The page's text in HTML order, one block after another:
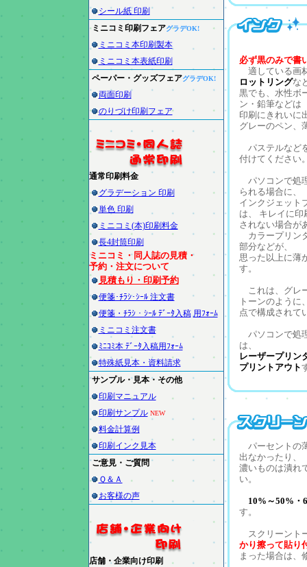
シール紙 印刷
ミニコミ印刷フェアグラデOK!
ミニコミ本印刷製本
ミニコミ本表紙印刷
ペーパー・グッズフェアグラデOK!
両面印刷
のりづけ印刷フェア
通常印刷料金
グラデーション 印刷
単色 印刷
ミニコミ(本)印刷料金
長4封筒印刷
ミニコミ・同人誌の見積・
予約・注文について
見積もり・印刷予約
便箋･ﾁﾗｼ･ｼｰﾙ 注文書
便箋・ﾁﾗｼ・ｼｰﾙ ﾃﾞｰﾀ入稿 用ﾌｫｰﾑ
ミニコミ注文書
ﾐﾆｺﾐ本 ﾃﾞｰﾀ入稿用ﾌｫｰﾑ
特殊紙見本・資料請求
サンプル・見本・その他
印刷マニュアル
印刷サンプル NEW
料金計算例
印刷インク見本
ご意見・ご質問
Ｑ＆Ａ
お客様の声
店舗・企業向け印刷
必ず黒のみで書
適している画
ロットリングな
黒でも、水性ボ
ン・鉛筆などは
印刷にきれいに
グレーのペン、
パステルなど
付けてください
パソコンで処
られる場合に、
インクジェット
は、 キレイに印
されない場合が
カラープリン
部分などが、
思った以上に薄
す。
これは、グレ
トーンのように
点で構成されて
パソコンで処
は、
レーザープリン
プリントアウト
パーセントの
出なかったり、
濃いものは潰れ
い。
10%～50%・
す。
スクリーント
かり擦って貼り
まった場合は、